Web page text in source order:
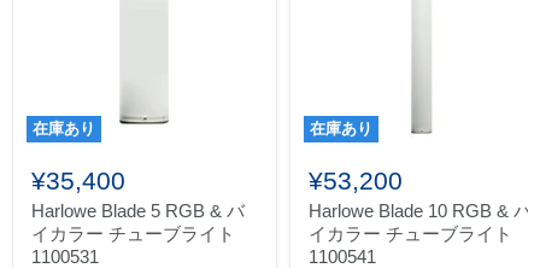
在庫あり
¥35,400
Harlowe Blade 5 RGB & バ
イカラー チューブライト
1100531
在庫あり
¥53,200
Harlowe Blade 10 RGB & バ
イカラー チューブライト
1100541